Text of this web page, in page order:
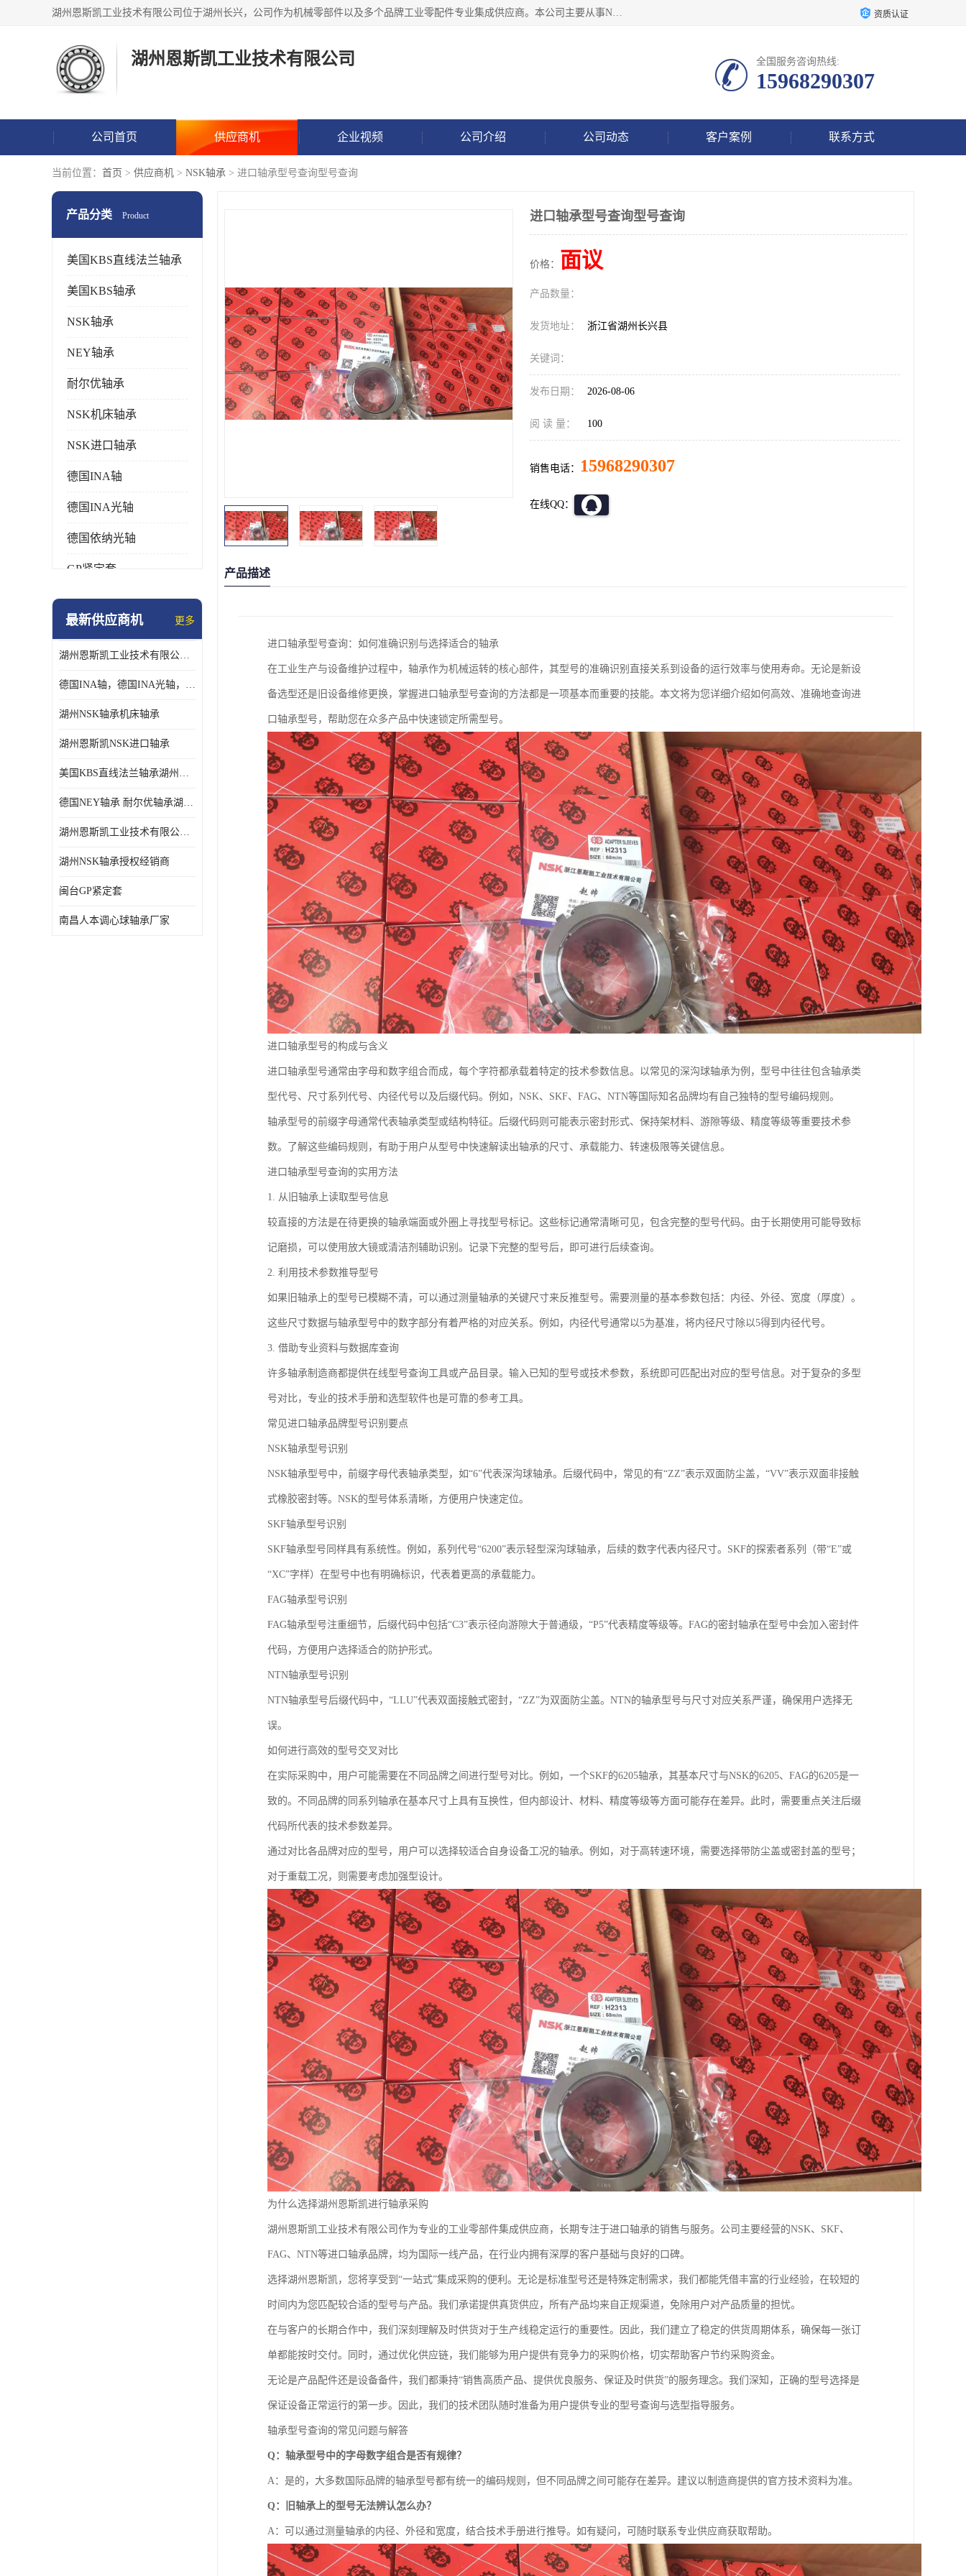
湖州恩斯凯工业技术有限公司位于湖州长兴，公司作为机械零部件以及多个品牌工业零配件专业集成供应商。本公司主要从事NSK进口轴承、SKF进口轴承、FAG进口轴承、NTN进口轴承、国产轴承：ZWZ、HRB、C&U轴承外球面轴承、导轨、丝杠、滑块、 润滑油、工业皮带及其他工业零部件的销售. 资质认证
湖州恩斯凯工业技术有限公司 全国服务咨询热线:
15968290307
公司首页 供应商机 企业视频 公司介绍 公司动态 客户案例 联系方式
当前位置： 首页 > 供应商机 > NSK轴承 > 进口轴承型号查询型号查询
产品分类 Product
美国KBS直线法兰轴承
美国KBS轴承
NSK轴承
NEY轴承
耐尔优轴承
NSK机床轴承
NSK进口轴承
德国INA轴
德国INA光轴
德国依纳光轴
GP紧定套
SKF轴承
日本NSK进口轴承
德国INA进口轴承
最新供应商机 更多
湖州恩斯凯工业技术有限公司 湖州NSK轴承
德国INA轴，德国INA光轴，德国依纳光轴
湖州NSK轴承机床轴承
湖州恩斯凯NSK进口轴承
美国KBS直线法兰轴承湖州KBS轴承
德国NEY轴承 耐尔优轴承湖州代理商
湖州恩斯凯工业技术有限公司NSK轴承*经销商
湖州NSK轴承授权经销商
闽台GP紧定套
南昌人本调心球轴承厂家
进口轴承型号查询型号查询
价格： 面议
产品数量：
发货地址： 浙江省湖州长兴县
关键词：
发布日期： 2026-08-06
阅 读 量： 100
销售电话： 15968290307
在线QQ：
产品描述
进口轴承型号查询：如何准确识别与选择适合的轴承
在工业生产与设备维护过程中，轴承作为机械运转的核心部件，其型号的准确识别直接关系到设备的运行效率与使用寿命。无论是新设
备选型还是旧设备维修更换，掌握进口轴承型号查询的方法都是一项基本而重要的技能。本文将为您详细介绍如何高效、准确地查询进
口轴承型号，帮助您在众多产品中快速锁定所需型号。
进口轴承型号的构成与含义
进口轴承型号通常由字母和数字组合而成，每个字符都承载着特定的技术参数信息。以常见的深沟球轴承为例，型号中往往包含轴承类
型代号、尺寸系列代号、内径代号以及后缀代码。例如，NSK、SKF、FAG、NTN等国际知名品牌均有自己独特的型号编码规则。
轴承型号的前缀字母通常代表轴承类型或结构特征。后缀代码则可能表示密封形式、保持架材料、游隙等级、精度等级等重要技术参
数。了解这些编码规则，有助于用户从型号中快速解读出轴承的尺寸、承载能力、转速极限等关键信息。
进口轴承型号查询的实用方法
1. 从旧轴承上读取型号信息
较直接的方法是在待更换的轴承端面或外圈上寻找型号标记。这些标记通常清晰可见，包含完整的型号代码。由于长期使用可能导致标
记磨损，可以使用放大镜或清洁剂辅助识别。记录下完整的型号后，即可进行后续查询。
2. 利用技术参数推导型号
如果旧轴承上的型号已模糊不清，可以通过测量轴承的关键尺寸来反推型号。需要测量的基本参数包括：内径、外径、宽度（厚度）。
这些尺寸数据与轴承型号中的数字部分有着严格的对应关系。例如，内径代号通常以5为基准，将内径尺寸除以5得到内径代号。
3. 借助专业资料与数据库查询
许多轴承制造商都提供在线型号查询工具或产品目录。输入已知的型号或技术参数，系统即可匹配出对应的型号信息。对于复杂的多型
号对比，专业的技术手册和选型软件也是可靠的参考工具。
常见进口轴承品牌型号识别要点
NSK轴承型号识别
NSK轴承型号中，前缀字母代表轴承类型，如“6”代表深沟球轴承。后缀代码中，常见的有“ZZ”表示双面防尘盖，“VV”表示双面非接触
式橡胶密封等。NSK的型号体系清晰，方便用户快速定位。
SKF轴承型号识别
SKF轴承型号同样具有系统性。例如，系列代号“6200”表示轻型深沟球轴承，后续的数字代表内径尺寸。SKF的探索者系列（带“E”或
“XC”字样）在型号中也有明确标识，代表着更高的承载能力。
FAG轴承型号识别
FAG轴承型号注重细节，后缀代码中包括“C3”表示径向游隙大于普通级，“P5”代表精度等级等。FAG的密封轴承在型号中会加入密封件
代码，方便用户选择适合的防护形式。
NTN轴承型号识别
NTN轴承型号后缀代码中，“LLU”代表双面接触式密封，“ZZ”为双面防尘盖。NTN的轴承型号与尺寸对应关系严谨，确保用户选择无
误。
如何进行高效的型号交叉对比
在实际采购中，用户可能需要在不同品牌之间进行型号对比。例如，一个SKF的6205轴承，其基本尺寸与NSK的6205、FAG的6205是一
致的。不同品牌的同系列轴承在基本尺寸上具有互换性，但内部设计、材料、精度等级等方面可能存在差异。此时，需要重点关注后缀
代码所代表的技术参数差异。
通过对比各品牌对应的型号，用户可以选择较适合自身设备工况的轴承。例如，对于高转速环境，需要选择带防尘盖或密封盖的型号；
对于重载工况，则需要考虑加强型设计。
为什么选择湖州恩斯凯进行轴承采购
湖州恩斯凯工业技术有限公司作为专业的工业零部件集成供应商，长期专注于进口轴承的销售与服务。公司主要经营的NSK、SKF、
FAG、NTN等进口轴承品牌，均为国际一线产品，在行业内拥有深厚的客户基础与良好的口碑。
选择湖州恩斯凯，您将享受到“一站式”集成采购的便利。无论是标准型号还是特殊定制需求，我们都能凭借丰富的行业经验，在较短的
时间内为您匹配较合适的型号与产品。我们承诺提供真货供应，所有产品均来自正规渠道，免除用户对产品质量的担忧。
在与客户的长期合作中，我们深刻理解及时供货对于生产线稳定运行的重要性。因此，我们建立了稳定的供货周期体系，确保每一张订
单都能按时交付。同时，通过优化供应链，我们能够为用户提供有竞争力的采购价格，切实帮助客户节约采购资金。
无论是产品配件还是设备备件，我们都秉持“销售高质产品、提供优良服务、保证及时供货”的服务理念。我们深知，正确的型号选择是
保证设备正常运行的第一步。因此，我们的技术团队随时准备为用户提供专业的型号查询与选型指导服务。
轴承型号查询的常见问题与解答
Q：轴承型号中的字母数字组合是否有规律？
A：是的，大多数国际品牌的轴承型号都有统一的编码规则，但不同品牌之间可能存在差异。建议以制造商提供的官方技术资料为准。
Q：旧轴承上的型号无法辨认怎么办？
A：可以通过测量轴承的内径、外径和宽度，结合技术手册进行推导。如有疑问，可随时联系专业供应商获取帮助。